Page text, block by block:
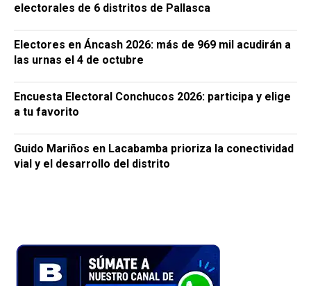
electorales de 6 distritos de Pallasca
Electores en Áncash 2026: más de 969 mil acudirán a
las urnas el 4 de octubre
Encuesta Electoral Conchucos 2026: participa y elige
a tu favorito
Guido Mariños en Lacabamba prioriza la conectividad
vial y el desarrollo del distrito